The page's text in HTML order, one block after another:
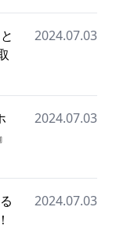
2024.07.03
2024.07.03
2024.07.03